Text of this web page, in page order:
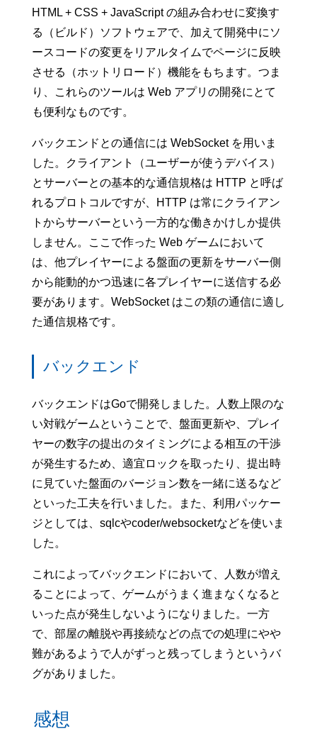
HTML + CSS + JavaScript の組み合わせに変換す
る（ビルド）ソフトウェアで、加えて開発中にソ
ースコードの変更をリアルタイムでページに反映
させる（ホットリロード）機能をもちます。つま
り、これらのツールは Web アプリの開発にとて
も便利なものです。
バックエンドとの通信には WebSocket を用いま
した。クライアント（ユーザーが使うデバイス）
とサーバーとの基本的な通信規格は HTTP と呼ば
れるプロトコルですが、HTTP は常にクライアン
トからサーバーという一方的な働きかけしか提供
しません。ここで作った Web ゲームにおいて
は、他プレイヤーによる盤面の更新をサーバー側
から能動的かつ迅速に各プレイヤーに送信する必
要があります。WebSocket はこの類の通信に適し
た通信規格です。
バックエンド
バックエンドはGoで開発しました。人数上限のな
い対戦ゲームということで、盤面更新や、プレイ
ヤーの数字の提出のタイミングによる相互の干渉
が発生するため、適宜ロックを取ったり、提出時
に見ていた盤面のバージョン数を一緒に送るなど
といった工夫を行いました。また、利用パッケー
ジとしては、sqlcやcoder/websocketなどを使いま
した。
これによってバックエンドにおいて、人数が増え
ることによって、ゲームがうまく進まなくなると
いった点が発生しないようになりました。一方
で、部屋の離脱や再接続などの点での処理にやや
難があるようで人がずっと残ってしまうというバ
グがありました。
感想